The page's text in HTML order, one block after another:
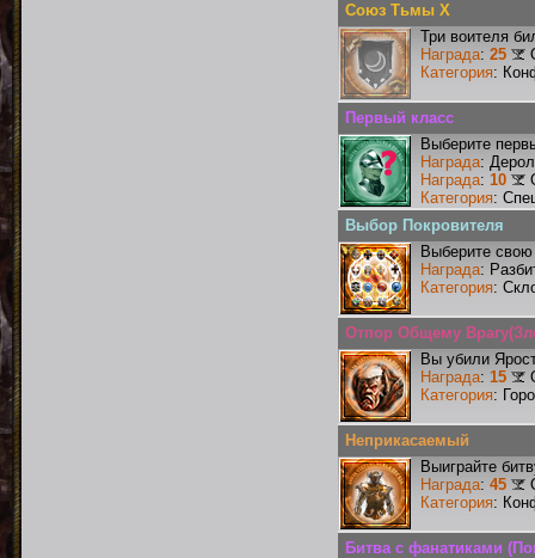
Союз Тьмы X
Три воителя
Награда: 25
Категория:
Первый класс
Выберите
Награда:
Награда: 10
Категория:
Выбор Покровителя
Выберите свою
Награда:
Категория:
Отпор Общему
Вы убили
Награда: 15
Категория:
Неприкасаемый
Выиграйте
Награда: 45
Категория:
Битва с фанатиками